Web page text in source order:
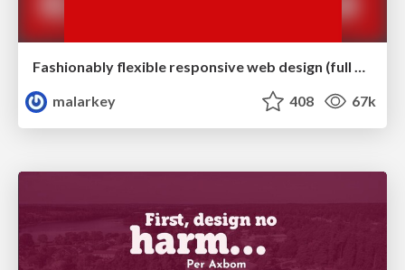
Fashionably flexible responsive web design (full day workshop)
malarkey
408 67k